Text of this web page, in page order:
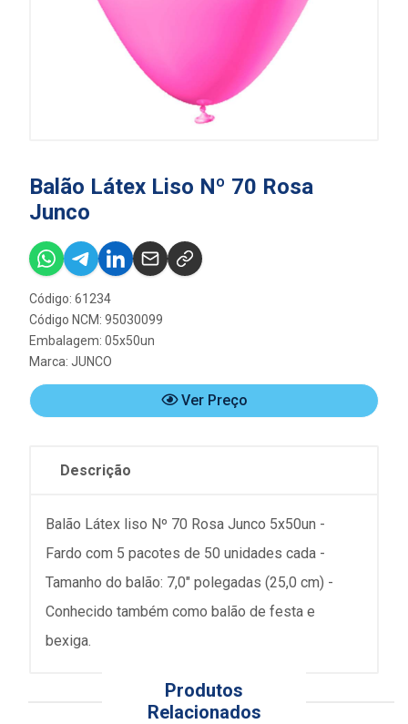
Balão Látex Liso Nº 70 Rosa
Junco
Código: 61234
Código NCM: 95030099
Embalagem: 05x50un
Marca: JUNCO
Ver Preço
Descrição
Balão Látex liso Nº 70 Rosa Junco 5x50un -
Fardo com 5 pacotes de 50 unidades cada -
Tamanho do balão: 7,0" polegadas (25,0 cm) -
Conhecido também como balão de festa e
bexiga.
Produtos
Relacionados